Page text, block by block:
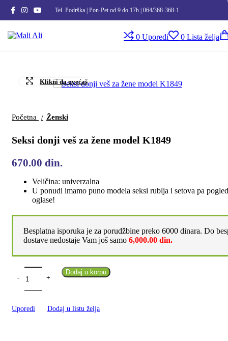
Tel. Podrška | Pon-Pet od 9 do 17h | 064/368-368-1
0 Uporedi 0 Lista želja
Klikni da uvećaš
Početna Ženski
Seksi donji veš za žene model K1849
670.00 din.
Veličina: univerzalna
U ponudi imamo puno modela seksi rublja i setova pa
oglase!
Besplatna isporuka je za porudžbine preko 6000 dinara. Do
dostave nedostaje Vam još samo 6,000.00 din.
Dodaj u korpu
Uporedi Dodaj u listu želja